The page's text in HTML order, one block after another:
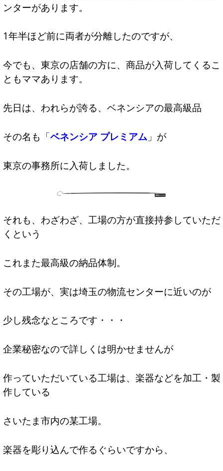
ンターがあります。
1年半ほど前に両者が分離したのですが、
今でも、東京の店舗の方に、商品が入荷してくるこ
ともママあります。
先日は、われらが誇る、ベネンシアの最高級品
その名も「ベネンシア プレミアム」が
東京の事務所に入荷しました。
それも、わざわざ、工場の方が直接持参していただ
くという
これまた最高級の納品体制。
その工場が、実は埼玉の物流センターに近いのが
少し残念なところです・・・
企業秘密なので詳しくは明かせませんが
作っていただいている工場は、楽器などを加工・製
作している
さいたま市内の某工場。
楽器を彫り込んで作るぐらいですから、